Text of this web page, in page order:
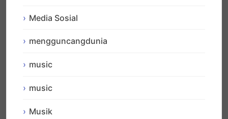
Media Sosial
mengguncangdunia
music
music
Musik